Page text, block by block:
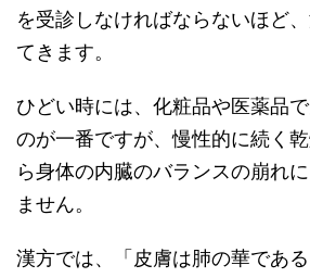
を受診しなければならないほど
てきます。
ひどい時には、化粧品や医薬品
のが一番ですが、慢性的に続く
ら身体の内臓のバランスの崩れ
ません。
漢方では、「皮膚は肺の華であ